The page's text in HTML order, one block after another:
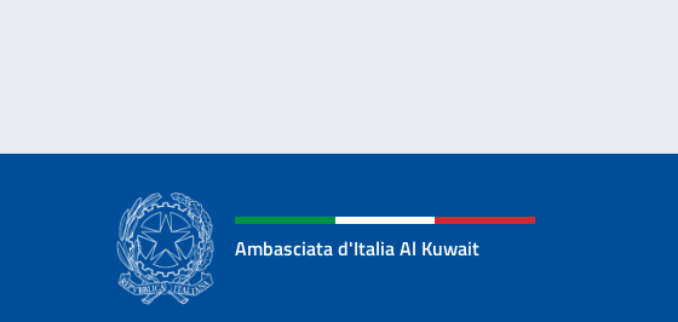
Ambasciata d'Italia Al Kuwait